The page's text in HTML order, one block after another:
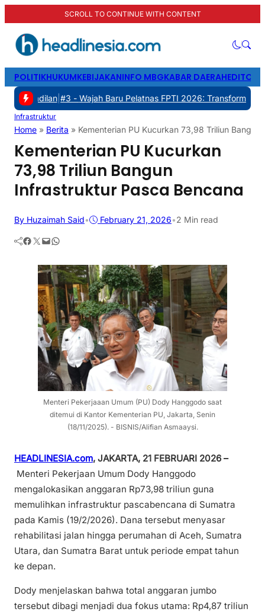
SCROLL TO CONTINUE WITH CONTENT
POLITIKHUKUMKEBIJAKANINFO MBGKABAR DAERAH
#3 - Wajah Baru Pelatnas FPTI 2026: Transformasi Manajemen,
Infrastruktur
Home » Berita » Kementerian PU Kucurkan 73,98 Triliun
Kementerian PU Kucurkan
73,98 Triliun Bangun
Infrastruktur Pasca Bencana
By Huzaimah Said• February 21, 2026•2 Min read
Facebook Twitter Mail WhatsApp
Menteri Pekerjaaan Umum (PU) Dody Hanggodo saat
ditemui di Kantor Kementerian PU, Jakarta, Senin
(18/11/2025). - BISNIS/Alifian Asmaaysi.
HEADLINESIA.com, JAKARTA, 21 FEBRUARI 2026 –
Menteri Pekerjaan Umum Dody Hanggodo
mengalokasikan anggaran Rp73,98 triliun guna
memulihkan infrastruktur pascabencana di Sumatra
pada Kamis (19/2/2026). Dana tersebut menyasar
rehabilitasi jalan hingga perumahan di Aceh, Sumatra
Utara, dan Sumatra Barat untuk periode empat tahun
ke depan.
Dody menjelaskan bahwa total anggaran jumbo
tersebut dibagi menjadi dua fokus utama: Rp4,87 triliun